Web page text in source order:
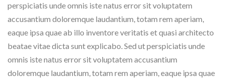
perspiciatis unde omnis iste natus error sit voluptatem
accusantium doloremque laudantium, totam rem aperiam,
eaque ipsa quae ab illo inventore veritatis et quasi architecto
beatae vitae dicta sunt explicabo. Sed ut perspiciatis unde
omnis iste natus error sit voluptatem accusantium
doloremque laudantium, totam rem aperiam, eaque ipsa quae